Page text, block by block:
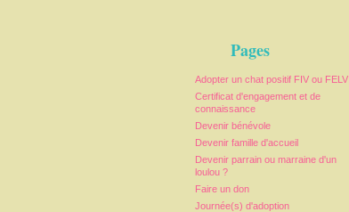
Pages
Adopter un chat positif FIV ou FELV
Certificat d'engagement et de
connaissance
Devenir bénévole
Devenir famille d'accueil
Devenir parrain ou marraine d'un
loulou ?
Faire un don
Journée(s) d'adoption